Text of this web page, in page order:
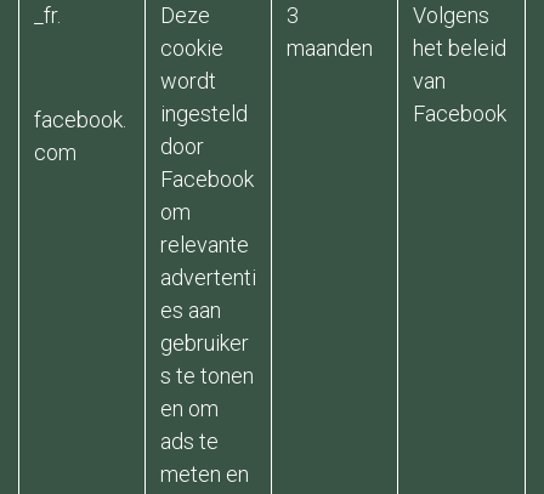
_fr.
facebook.
com
Deze
cookie
wordt
ingesteld
door
Facebook
om
relevante
advertenti
es aan
gebruiker
s te tonen
en om
ads te
meten en
3
maanden ​
Volgens
het beleid
van
Facebook